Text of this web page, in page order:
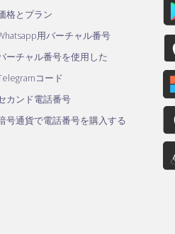
格とプラン
用バーチャル番号
ーチャル番号を使用した
コード
カンド電話番号
号通貨で電話番号を購入する